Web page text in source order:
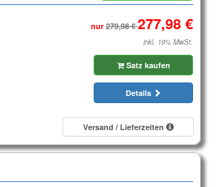
nur
inkl. 19% MwSt.
Satz kaufen
Details
Versand / Lieferzeiten